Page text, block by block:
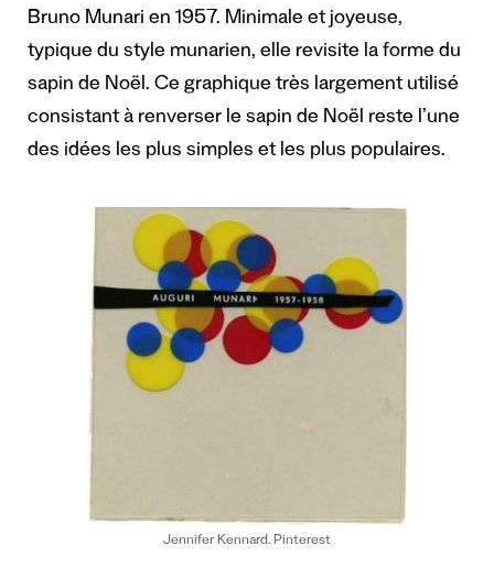
Bruno Munari en 1957. Minimale et joyeuse,
typique du style munarien, elle revisite la forme du
sapin de Noël. Ce graphique très largement utilisé
consistant à renverser le sapin de Noël reste l’une
des idées les plus simples et les plus populaires.
Jennifer Kennard. Pinterest